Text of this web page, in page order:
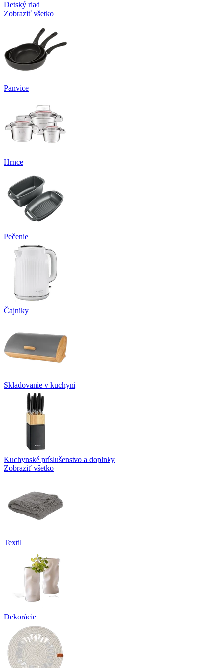
Detský riad
Zobraziť všetko
Panvice
Hrnce
Pečenie
Čajníky
Skladovanie v kuchyni
Kuchynské príslušenstvo a doplnky
Zobraziť všetko
Textil
Dekorácie